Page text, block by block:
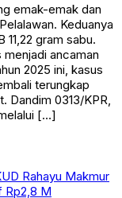
emak-emak dan
Keduanya
gram sabu.
ancaman
2025 ini, kasus
terungkap
Dandim 0313/KPR,
[…]